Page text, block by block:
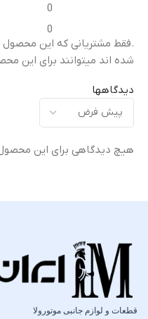
0
0
دیدگاهها
هیچ دیدگاهی برای این
.فقط مشتریانی که این محصول
شده اند میتوانند برای این
قطعات و لوازم جانبی موتورولا